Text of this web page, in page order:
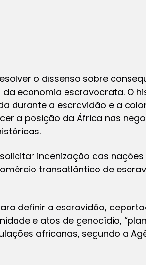
o dissenso sobre
economia escravocrata. O
durante a escravidão e a
a posição da África nas
indenização das nações
transatlântico de
definir a escravidão,
e atos de genocídio,
africanas, segundo a